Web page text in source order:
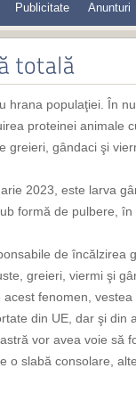
Publicitate Anunturi
hrana populaţiei. În
proteinei animale
greieri, gândaci şi
2023, este larva
formă de pulbere,
de încălzirea
greieri, viermi şi
fenomen,
din UE, dar şi din
vor avea voie să
o slabă consolare,